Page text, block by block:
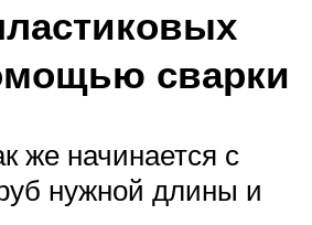
сварки
же начинается с
нужной длины и